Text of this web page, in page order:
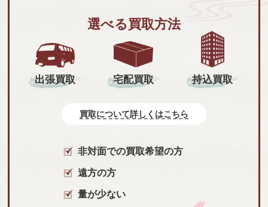
選べる買取方法
出張買取 宅配買取 持込買取
買取について詳しくはこちら
非対面での買取希望の方
遠方の方
量が少ない